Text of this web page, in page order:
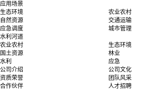
应用场景
生态环境
农业农村
自然资源
交通运输
应急调度
城市管理
水利河道
农业农村
生态环境
国土资源
林业
水利
应急
公司介绍
公司文化
资质荣誉
团队风采
合作伙伴
人才招聘